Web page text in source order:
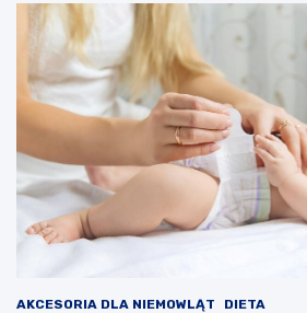
AKCESORIA DLA NIEMOWLĄT DIETA